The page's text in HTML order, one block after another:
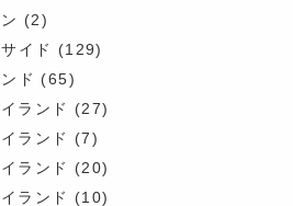
(2)
イド
(129)
ド (65)
ランド
(27)
ランド
(7)
ランド
(20)
ランド
(10)